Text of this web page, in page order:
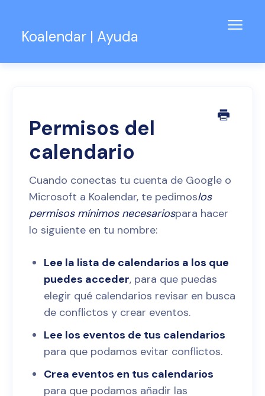
Koalendar | Ayuda
Contacto
Permisos del
calendario
Cuando conectas tu cuenta de Google o
Microsoft a Koalendar, te pedimoslos
permisos mínimos necesariospara hacer
lo siguiente en tu nombre:
Lee la lista de calendarios a los que
puedes acceder, para que puedas
elegir qué calendarios revisar en busca
de conflictos y crear eventos.
Lee los eventos de tus calendarios
para que podamos evitar conflictos.
Crea eventos en tus calendarios
para que podamos añadir las